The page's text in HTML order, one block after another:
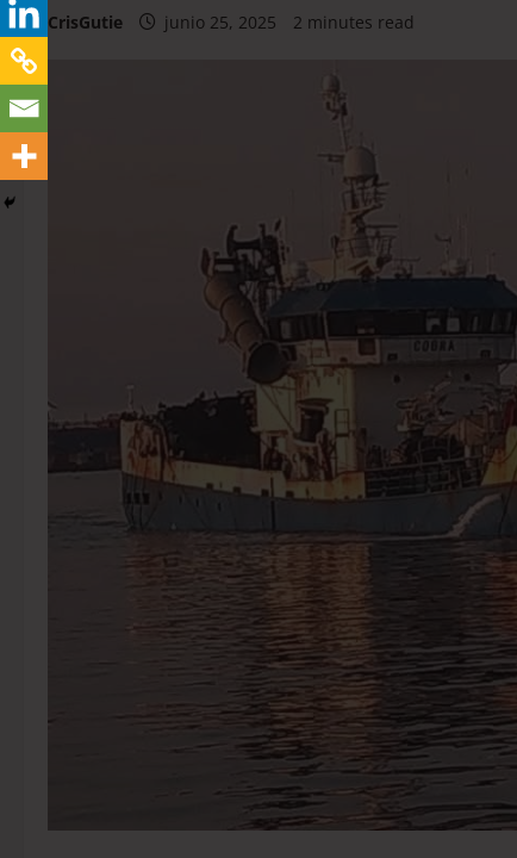
CrisGutie junio 25, 2025 2 minutes read